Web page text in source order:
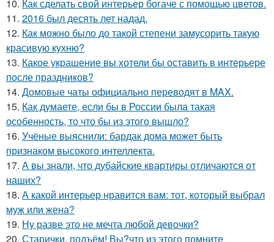
10. Как сделать свой интерьер богаче с помощью цветов.
11. 2016 был десять лет надад.
12. Как можно было до такой степени замусорить такую
красивую кухню?
13. Какое украшение вы хотели бы оставить в интерьере
после праздников?
14. Домовые чаты официально переводят в MAX.
15. Как думаете, если бы в России была такая
особенность, то что бы из этого вышло?
16. Учёные выяснили: бардак дома может быть
признаком высокого интеллекта.
17. А вы знали, что дубайские квартиры отличаются от
наших?
18. А какой интерьер нравится вам: тот, который выбрал
муж или жена?
19. Ну разве это не мечта любой девочки?
20. Старички, подъём! Вы?что из этого помните